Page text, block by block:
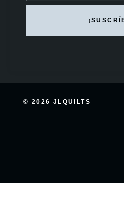
© 2026 JLQUILTS